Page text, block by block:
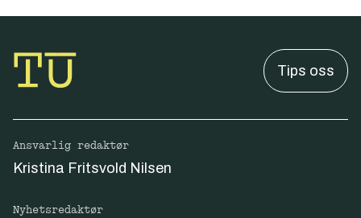
Tips oss
Ansvarlig redaktør
Kristina Fritsvold Nilsen
Nyhetsredaktør